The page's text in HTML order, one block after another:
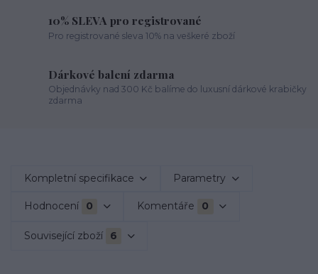
10% SLEVA pro registrované
Pro registrované sleva 10% na veškeré zboží
Dárkové balení zdarma
Objednávky nad 300 Kč balíme do luxusní dárkové krabičky
zdarma
Kompletní specifikace Parametry
Hodnocení 0 Komentáře 0
Související zboží 6